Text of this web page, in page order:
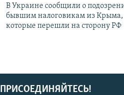
В Украине сообщили о
бывшим налоговикам из Крыма,
которые перешли на сторону РФ
ПРИСОЕДИНЯЙТЕСЬ!